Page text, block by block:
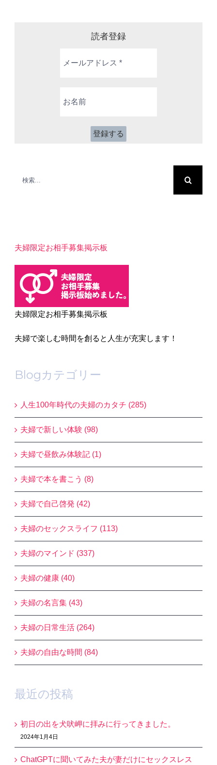
読者登録
ー
*
夫婦限定お相手募集掲示板
夫婦限定お相手募集掲示板
夫婦で楽しむ時間を創ると人生が充実します！
Blogカテゴリー
人生100年時代の夫婦のカタチ (285)
夫婦で新しい体験 (98)
夫婦で昼飲み体験記 (1)
夫婦で本を書こう (8)
夫婦で自己啓発 (42)
夫婦のセックスライフ (113)
夫婦のマインド (337)
夫婦の健康 (40)
夫婦の名言集 (43)
夫婦の日常生活 (264)
夫婦の自由な時間 (84)
最近の投稿
初日の出を犬吠岬に拝みに行ってきました。
2024年1月4日
ChatGPTに聞いてみた夫が妻だけにセックスレス